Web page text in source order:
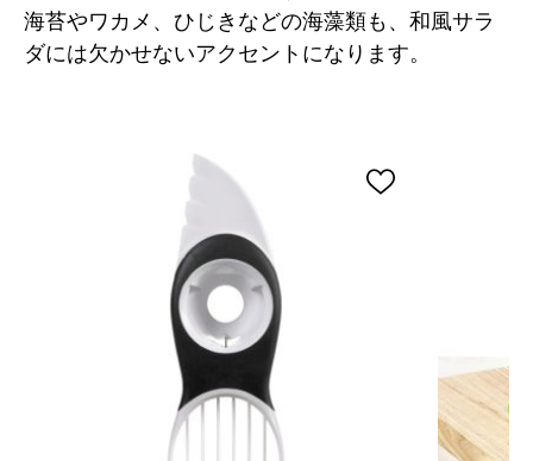
海苔やワカメ、ひじきなどの海藻類も、和風サラ
ダには欠かせないアクセントになります。